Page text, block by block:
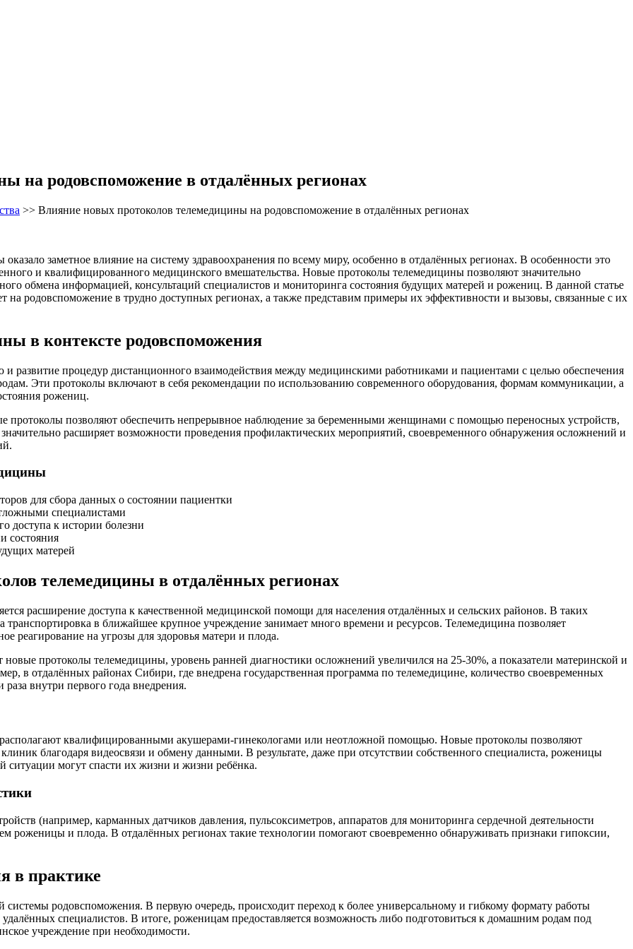
на родовспоможение в отдалённых регионах
>> Влияние новых протоколов телемедицины на родовспоможение в отдалённых регионах
заметное влияние на систему здравоохранения по всему миру, особенно в отдалённых регионах. В особенности это
и квалифицированного медицинского вмешательства. Новые протоколы телемедицины позволяют значительно
обмена информацией, консультаций специалистов и мониторинга состояния будущих матерей и рожениц. В данной статье
родовспоможение в трудно доступных регионах, а также представим примеры их эффективности и вызовы, связанные с их
в контексте родовспоможения
развитие процедур дистанционного взаимодействия между медицинскими работниками и пациентами с целью обеспечения
Эти протоколы включают в себя рекомендации по использованию современного оборудования, формам коммуникации, а
рожениц.
протоколы позволяют обеспечить непрерывное наблюдение за беременными женщинами с помощью переносных устройств,
расширяет возможности проведения профилактических мероприятий, своевременного обнаружения осложнений и
для сбора данных о состоянии пациентки
специалистами
доступа к истории болезни
состояния
матерей
телемедицины в отдалённых регионах
расширение доступа к качественной медицинской помощи для населения отдалённых и сельских районов. В таких
в ближайшее крупное учреждение занимает много времени и ресурсов. Телемедицина позволяет
реагирование на угрозы для здоровья матери и плода.
новые протоколы телемедицины, уровень ранней диагностики осложнений увеличился на 25-30%, а показатели материнской и
в отдалённых районах Сибири, где внедрена государственная программа по телемедицине, количество своевременных
внутри первого года внедрения.
квалифицированными акушерами-гинекологами или неотложной помощью. Новые протоколы позволяют
благодаря видеосвязи и обмену данными. В результате, даже при отсутствии собственного специалиста, роженицы
ситуации могут спасти их жизни и жизни ребёнка.
(например, карманных датчиков давления, пульсоксиметров, аппаратов для мониторинга сердечной деятельности
роженицы и плода. В отдалённых регионах такие технологии помогают своевременно обнаруживать признаки гипоксии,
в практике
родовспоможения. В первую очередь, происходит переход к более универсальному и гибкому формату работы
специалистов. В итоге, роженицам предоставляется возможность либо подготовиться к домашним родам под
учреждение при необходимости.